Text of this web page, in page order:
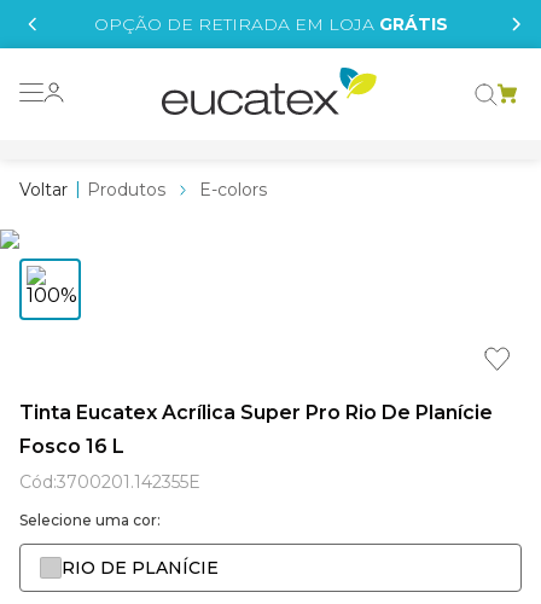
OPÇÃO DE RETIRADA EM LOJA GRÁTIS
Produtos E-colors
Tinta Eucatex Acrílica Super Pro Rio De Planície
Fosco 16 L
Cód:3700201.142355E
Selecione uma cor:
RIO DE PLANÍCIE
tinta